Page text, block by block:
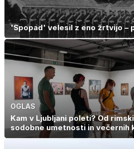
'Spopad' velesil z eno žrtvijo –
OGLAS
Kam v Ljubljani poleti? Od
sodobne umetnosti in večernih